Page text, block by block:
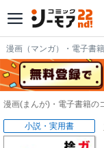
漫画（マンガ）・電子書
漫画(まんが)・電子書籍の
小説・実用書